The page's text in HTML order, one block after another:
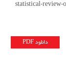
دانلود PDF